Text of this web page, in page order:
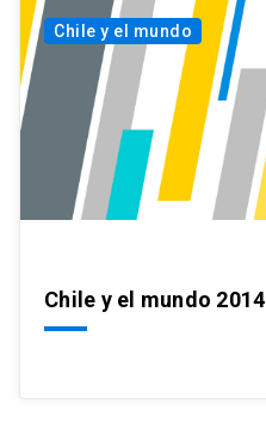
Chile y el mundo
Chile y el mundo 2014